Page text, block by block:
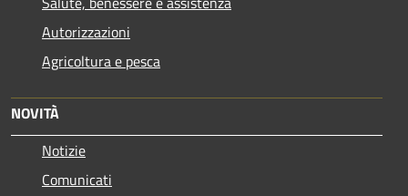
Autorizzazioni
Agricoltura e pesca
NOVITÀ
Notizie
Comunicati